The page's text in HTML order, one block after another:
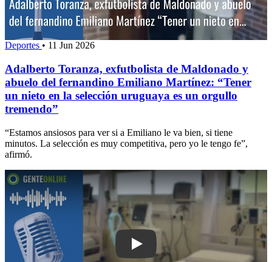
Deportes • 11 Jun 2026
Adalberto Toranza, exfutbolista de Maldonado y
abuelo del fernandino Emiliano Martínez: “Tener
un nieto en la selección uruguaya es un orgullo
tremendo”
“Estamos ansiosos para ver si a Emiliano le va bien, si tiene
minutos. La selección es muy competitiva, pero yo le tengo fe”,
afirmó.
Play: Cipriani confirmó adelanto de